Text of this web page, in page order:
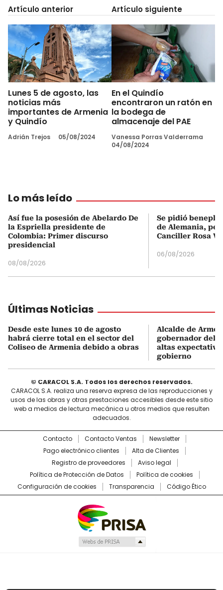
Artículo anterior
Lunes 5 de agosto, las
noticias más
importantes de Armenia
y Quindío
Adrián Trejos 05/08/2024
Artículo siguiente
En el Quindío
encontraron un ratón en
la bodega de
almacenaje del PAE
Vanessa Porras Valderrama
04/08/2024
Lo más leído
Así fue la posesión de Abelardo De
la Espriella presidente de
Colombia: Primer discurso
presidencial
08/08/2026
Se pidió
de Alemania,
Canciller Rosa
06/08/2026
Últimas Noticias
Desde este lunes 10 de agosto
habrá cierre total en el sector del
Coliseo de Armenia debido a obras
Alcalde de
gobernador del
altas
gobierno
© CARACOL S.A. Todos los derechos reservados.
CARACOL S.A. realiza una reserva expresa de las reproducciones y
usos de las obras y otras prestaciones accesibles desde este sitio
web a medios de lectura mecánica u otros medios que resulten
adecuados.
Contacto Contacto Ventas
Newsletter
Pago electrónico clientes
Alta de Clientes
Registro de proveedores
Aviso legal
Política de Protección de Datos
Política de cookies
Configuración de cookies
Transparencia Código Ético